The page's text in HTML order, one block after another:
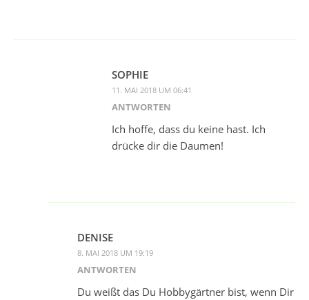
SOPHIE
11. MAI 2018 UM 06:41
ANTWORTEN
Ich hoffe, dass du keine hast. Ich
drücke dir die Daumen!
DENISE
8. MAI 2018 UM 19:19
ANTWORTEN
Du weißt das Du Hobbygärtner bist, wenn Dir